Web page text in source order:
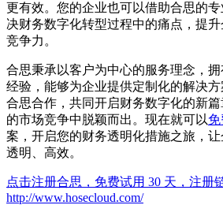
更有效。您的企业也可以借助合思的
决财务数字化转型过程中的痛点，提
竞争力。
合思秉承以客户为中心的服务理念，
经验，能够为企业提供定制化的解决
合思合作，共同开启财务数字化的新
的市场竞争中脱颖而出。现在就可以免
案，开启您的财务透明化措施之旅，让
透明、高效。
点击注册合思，免费试用 30 天，注册
http://www.hosecloud.com/